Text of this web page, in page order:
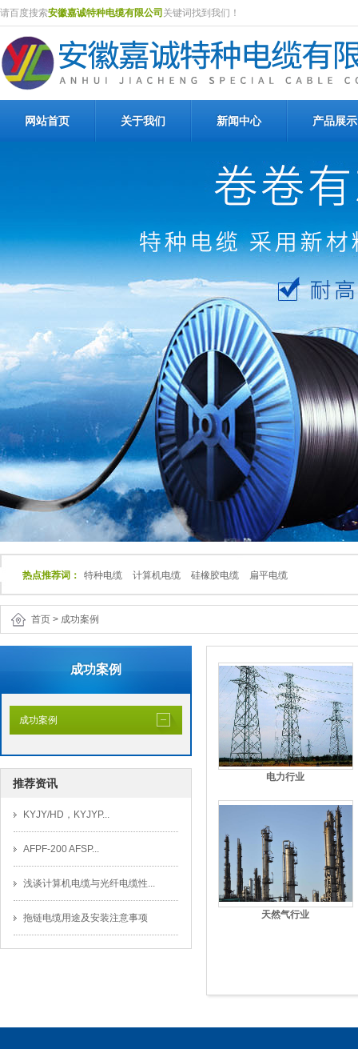
请百度搜索安徽嘉诚特种电缆有限公司 关键词找到我们！
网站首页 关于我们 新闻中心 产品展示
热点推荐词： 特种电缆 计算机电缆 硅橡胶电缆 扁平电缆
首页 > 成功案例
成功案例
成功案例
推荐资讯
KYJY/HD，KYJYP...
AFPF-200 AFSP...
浅谈计算机电缆与光纤电缆性...
拖链电缆用途及安装注意事项
电力行业
天然气行业